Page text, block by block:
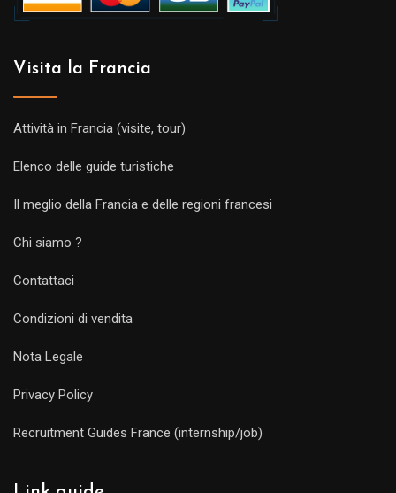
Visita la Francia
Attività in Francia (visite, tour)
Elenco delle guide turistiche
Il meglio della Francia e delle regioni francesi
Chi siamo ?
Contattaci
Condizioni di vendita
Nota Legale
Privacy Policy
Recruitment Guides France (internship/job)